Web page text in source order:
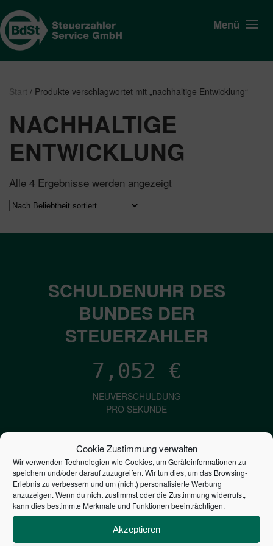
Cookie Zustimmung verwalten
Wir verwenden Technologien wie Cookies, um Geräteinformationen zu
speichern und/oder darauf zuzugreifen. Wir tun dies, um das Browsing-
Erlebnis zu verbessern und um (nicht) personalisierte Werbung
anzuzeigen. Wenn du nicht zustimmst oder die Zustimmung widerrufst,
kann dies bestimmte Merkmale und Funktionen beeinträchtigen.
Akzeptieren
Menü
Start / Produkte verschlagwortet mit „nachhaltige Entwicklung“
NACHHALTIGE
ENTWICKLUNG
Alle 4 Ergebnisse werden angezeigt
SCHULDENUHR DES
BUNDES DER
STEUERZAHLER
7,052 €
NEUVERSCHULDUNG
PRO SEKUNDE
1,601€
ZINSEN
PRO SEKUNDE